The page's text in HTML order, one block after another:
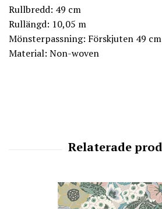
Rullbredd: 49 cm
Rullängd: 10,05 m
Mönsterpassning: Förskjuten 49 cm
Material: Non-woven